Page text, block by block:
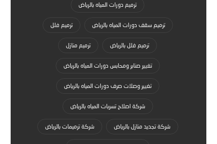
ترميم دورات المياه بالرياض
ترميم سقف دورات المياه بالرياض ترميم فلل
ترميم فلل بالرياض ترميم منازل
تغيير صنابر ومحابس دورات المياه بالرياض
تغيير وصلات صرف دورات المياه بالرياض
شركة اصلاح تسربات المياه بالرياض
شركة تجديد منازل بالرياض شركة ترميمات بالرياض